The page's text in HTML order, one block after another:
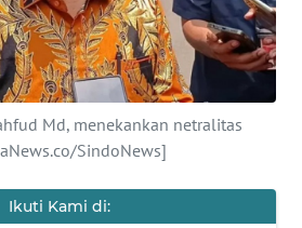
Md, menekankan netralitas
SindoNews]
Ikuti Kami di: